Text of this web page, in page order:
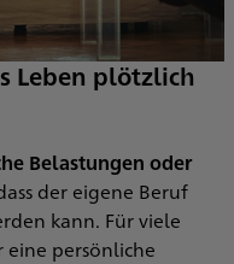
Leben plötzlich
Belastungen oder
der eigene Beruf
kann. Für viele
eine persönliche